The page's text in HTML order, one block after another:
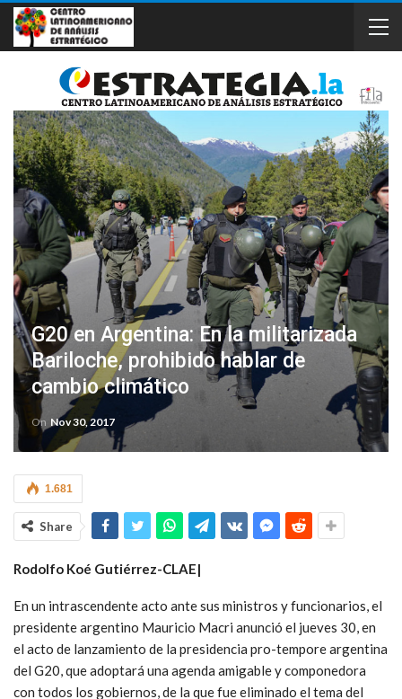
G20 en Argentina: En la militarizada
Bariloche, prohibido hablar de
cambio climático
On Nov 30, 2017
1.681
Share
Rodolfo Koé Gutiérrez-CLAE|
En un intrascendente acto ante sus ministros y funcionarios, el
presidente argentino Mauricio Macri anunció el jueves 30, en
el acto de lanzamiento de la presidencia pro-tempore argentina
del G20, que adoptará una agenda amigable y componedora
con todos los gobiernos, de la que fue eliminado el tema del